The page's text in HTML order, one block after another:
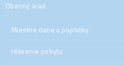
Obecný úrad
Miestne dane a poplatky
Hlásenie pobytu